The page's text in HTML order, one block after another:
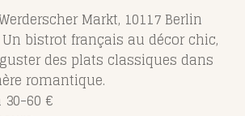
Markt, 10117 Berlin
Un bistrot français au décor chic,
des plats classiques dans
romantique.
30-60 €